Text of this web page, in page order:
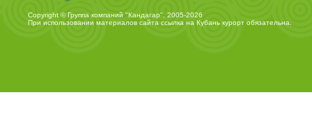
Copyright © Группа компаний "Кандагар", 2005-2026
При использовании материалов сайта ссылка на Кубань курортобязательна.